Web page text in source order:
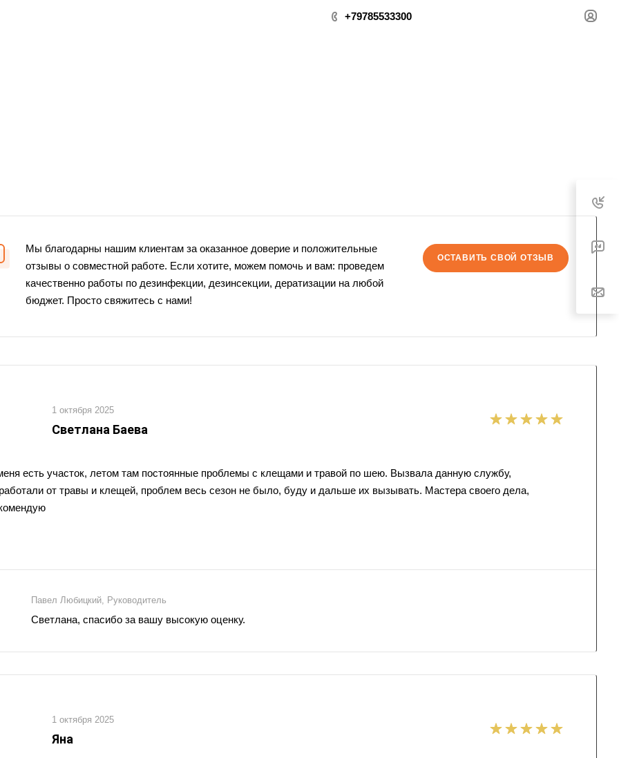
+79785533300
Мы благодарны нашим клиентам за оказанное доверие и положительные
отзывы о совместной работе. Если хотите, можем помочь и вам: проведем
качественно работы по дезинфекции, дезинсекции, дератизации на любой
бюджет. Просто свяжитесь с нами!
ОСТАВИТЬ СВОЙ ОТЗЫВ
1 октября 2025
Светлана Баева
есть участок, летом там постоянные проблемы с клещами и травой по шею. Вызвала данную службу,
от травы и клещей, проблем весь сезон не было, буду и дальше их вызывать. Мастера своего дела,
Павел Любицкий, Руководитель
Светлана, спасибо за вашу высокую оценку.
1 октября 2025
Яна